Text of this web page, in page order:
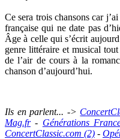
Ce sera trois chansons car
française qui ne date pas
Âge à celle qui s’écrit
genre littéraire et musical
de l’air de cours à la
chanson d’aujourd’hui.
Ils en parlent... ->
Mag.fr- Générations
ConcertClassic.com (2) -